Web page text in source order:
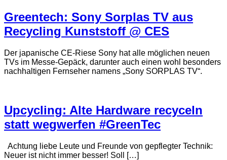
Greentech: Sony Sorplas TV aus
Recycling Kunststoff @ CES
Der japanische CE-Riese Sony hat alle möglichen neuen
TVs im Messe-Gepäck, darunter auch einen wohl besonders
nachhaltigen Fernseher namens „Sony SORPLAS TV“.
Upcycling: Alte Hardware recyceln
statt wegwerfen #GreenTec
Achtung liebe Leute und Freunde von gepflegter Technik:
Neuer ist nicht immer besser! Soll […]